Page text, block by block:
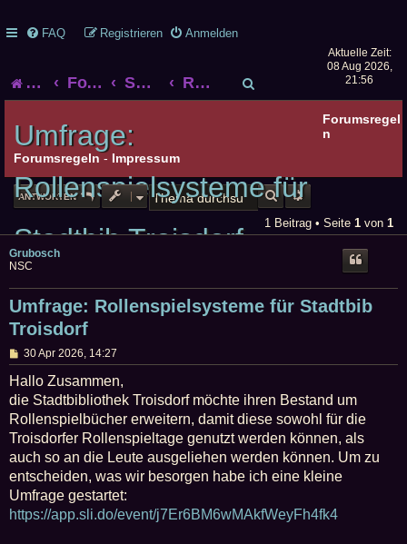
FAQ Anmelden
Registrieren
Startseite
Foren-Übersicht Smalltalk Rollenspiel-Smalltalk
h
e
Aktuelle Zeit:
08 Aug 2026,
21:56
Umfrage:
Rollenspielsysteme für
Stadtbib Troisdorf
Forumsregel
n
Forumsregeln - Impressum
ANTWORTEN SUCHE
1 Beitrag • Seite 1 von 1
Grubosch
NSC
Umfrage: Rollenspielsysteme für Stadtbib
Troisdorf
B
e
i
t
r
a
g
30 Apr 2026, 14:27
Hallo Zusammen,
die Stadtbibliothek Troisdorf möchte ihren Bestand um
Rollenspielbücher erweitern, damit diese sowohl für die
Troisdorfer Rollenspieltage genutzt werden können, als
auch so an die Leute ausgeliehen werden können. Um zu
entscheiden, was wir besorgen habe ich eine kleine
Umfrage gestartet:
https://app.sli.do/event/j7Er6BM6wMAkfWeyFh4fk4